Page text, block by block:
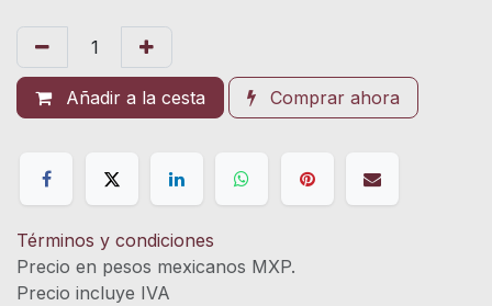
Añadir a la cesta Comprar ahora
Términos y condiciones
Precio en pesos mexicanos MXP.
Precio incluye IVA